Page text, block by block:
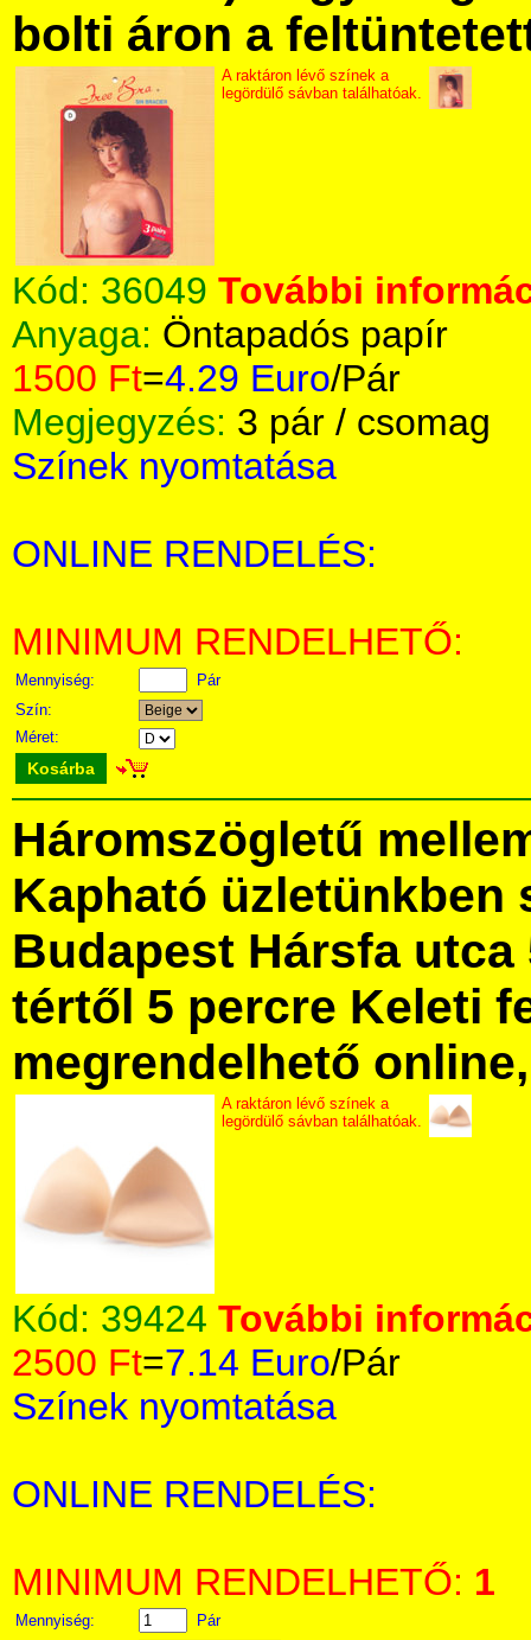
bolti áron a
A raktáron lévő színek a
legördülő sávban találhatóak.
Kód: 36049 További
Anyaga: Öntapadós papír
1500 Ft=4.29 Euro/Pár
Megjegyzés: 3 pár / csomag
Színek nyomtatása
ONLINE RENDELÉS:
MINIMUM RENDELHETŐ:
Mennyiség:
Pár
Szín:
Méret:
Kosárba
Háromszögletű
Kapható üzletünkben
Budapest Hársfa utca
tértől 5 percre Keleti
megrendelhető
A raktáron lévő színek a
legördülő sávban találhatóak.
Kód: 39424 További
2500 Ft=7.14 Euro/Pár
Színek nyomtatása
ONLINE RENDELÉS:
MINIMUM RENDELHETŐ: 1
Mennyiség:
Pár